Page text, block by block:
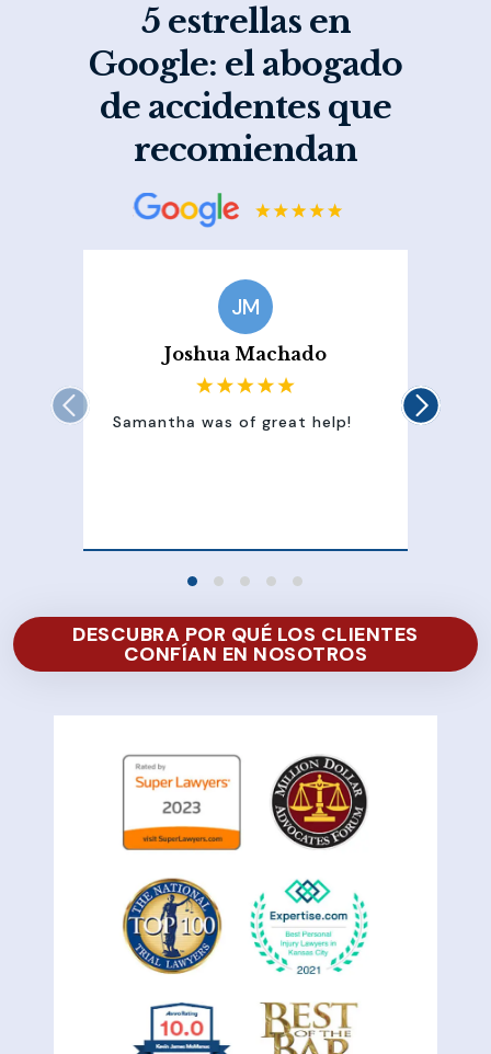
5 estrellas en
Google: el abogado
de accidentes que
recomiendan
JM
Joshua Machado
Samantha was of great help!
DESCUBRA POR QUÉ LOS CLIENTES
CONFÍAN EN NOSOTROS